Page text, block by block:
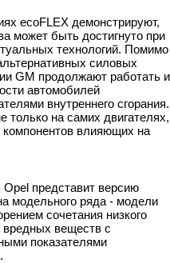
ecoFLEX демонстрируют,
может быть достигнуто при
технологий. Помимо
силовых
GM продолжают работать и
автомобилей
внутреннего сгорания.
только на самих двигателях,
компонентов влияющих на
Opel представит версию
модельного ряда - модели
сочетания низкого
вредных веществ с
показателями